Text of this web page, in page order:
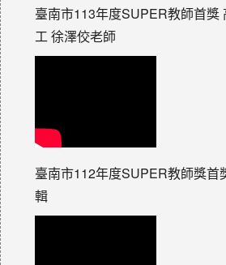
臺南市113年度SUPER教師首獎
工 徐澤佼老師
臺南市112年度SUPER教師獎首
輯